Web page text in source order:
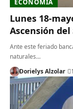
ECONOMÍA
Lunes 18-
Ascensión del
Ante este feriado
naturales…
Dorielys Alzolar